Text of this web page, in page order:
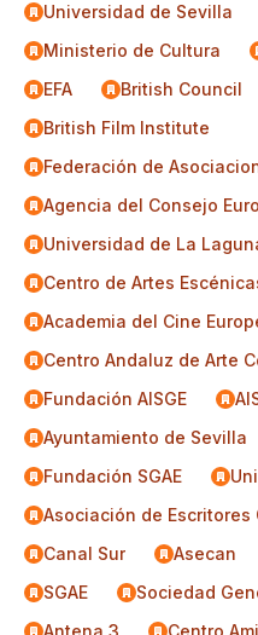
Universidad de Sevilla
Ministerio de Cultura
EFA
British Council
British Film Institute
Federación de
Agencia del Consejo
Universidad de La
Centro de Artes
Academia del Cine
Centro Andaluz de Arte
Fundación AISGE
Ayuntamiento de Sevilla
Fundación SGAE
Asociación de
Canal Sur
Asecan
SGAE
Sociedad
Antena 3
Centro